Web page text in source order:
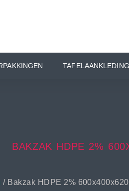
TAFELAANKLEDING
BAKZAK HDPE 2%
/ Bakzak HDPE 2%